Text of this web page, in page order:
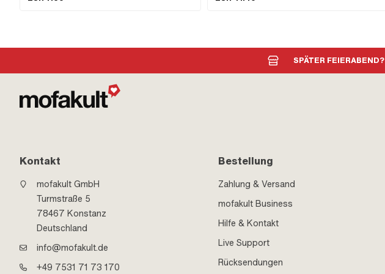
SPÄTER FEIERABEND?
Kontakt
mofakult GmbH
Turmstraße 5
78467 Konstanz
Deutschland
info@mofakult.de
+49 7531 71 73 170
Bestellung
Zahlung & Versand
mofakult Business
Hilfe & Kontakt
Live Support
Rücksendungen